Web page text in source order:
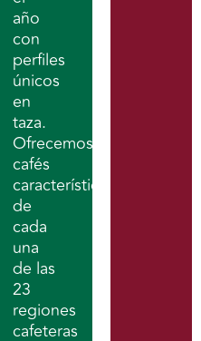
año
con
perfiles
únicos
en
taza.
Ofrecemos
cafés
característicos
de
cada
una
de las
23
regiones
cafeteras